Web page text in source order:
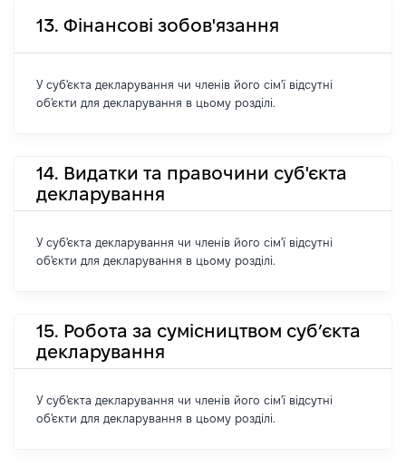
13. Фінансові зобов'язання
У суб'єкта декларування чи членів його сім'ї відсутні
об'єкти для декларування в цьому розділі.
14. Видатки та правочини суб'єкта
декларування
У суб'єкта декларування чи членів його сім'ї відсутні
об'єкти для декларування в цьому розділі.
15. Робота за сумісництвом суб’єкта
декларування
У суб'єкта декларування чи членів його сім'ї відсутні
об'єкти для декларування в цьому розділі.